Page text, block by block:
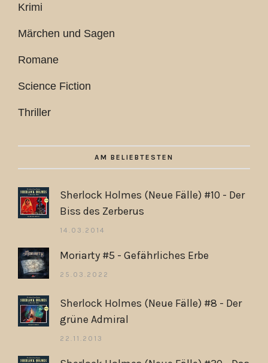
Krimi
Märchen und Sagen
Romane
Science Fiction
Thriller
AM BELIEBTESTEN
Sherlock Holmes (Neue Fälle) #10 - Der
Biss des Zerberus
14.03.2014
Moriarty #5 - Gefährliches Erbe
25.03.2022
Sherlock Holmes (Neue Fälle) #8 - Der
grüne Admiral
22.11.2013